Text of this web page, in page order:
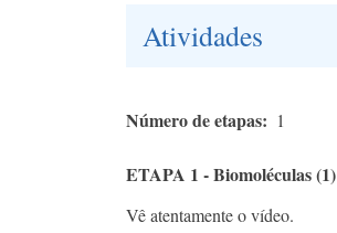
Atividades
Número de etapas 1
ETAPA 1 - Biomoléculas (1)
Vê atentamente o vídeo.